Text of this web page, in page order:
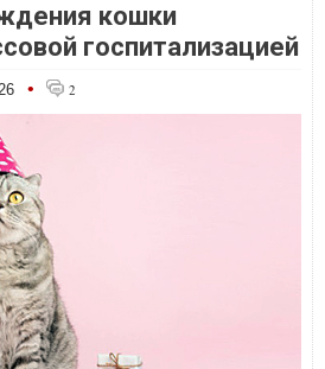
кошки
госпитализацией
• 2